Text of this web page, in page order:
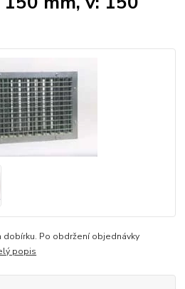
dobírku. Po obdržení objednávky
popis